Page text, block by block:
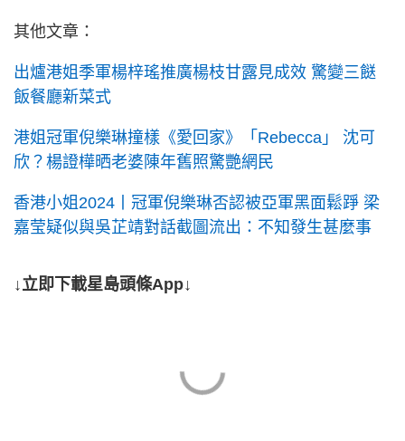
其他文章：
出爐港姐季軍楊梓瑤推廣楊枝甘露見成效 驚變三餸
飯餐廳新菜式
港姐冠軍倪樂琳撞樣《愛回家》「Rebecca」 沈可
欣？楊證樺晒老婆陳年舊照驚艷網民
香港小姐2024丨冠軍倪樂琳否認被亞軍黑面鬆踭 梁
嘉莹疑似與吳芷靖對話截圖流出：不知發生甚麼事
↓立即下載星島頭條App↓